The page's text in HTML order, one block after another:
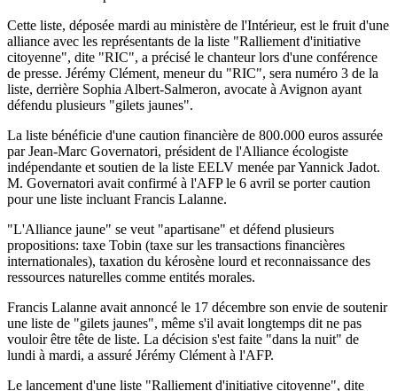
Cette liste, déposée mardi au ministère de l'Intérieur, est le fruit d'une
alliance avec les représentants de la liste "Ralliement d'initiative
citoyenne", dite "RIC", a précisé le chanteur lors d'une conférence
de presse. Jérémy Clément, meneur du "RIC", sera numéro 3 de la
liste, derrière Sophia Albert-Salmeron, avocate à Avignon ayant
défendu plusieurs "gilets jaunes".
La liste bénéficie d'une caution financière de 800.000 euros assurée
par Jean-Marc Governatori, président de l'Alliance écologiste
indépendante et soutien de la liste EELV menée par Yannick Jadot.
M. Governatori avait confirmé à l'AFP le 6 avril se porter caution
pour une liste incluant Francis Lalanne.
"L'Alliance jaune" se veut "apartisane" et défend plusieurs
propositions: taxe Tobin (taxe sur les transactions financières
internationales), taxation du kérosène lourd et reconnaissance des
ressources naturelles comme entités morales.
Francis Lalanne avait annoncé le 17 décembre son envie de soutenir
une liste de "gilets jaunes", même s'il avait longtemps dit ne pas
vouloir être tête de liste. La décision s'est faite "dans la nuit" de
lundi à mardi, a assuré Jérémy Clément à l'AFP.
Le lancement d'une liste "Ralliement d'initiative citoyenne", dite